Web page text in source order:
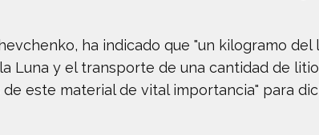
ha indicado que "un kilogramo
Luna y el transporte de una cantidad de
este material de vital importancia" para